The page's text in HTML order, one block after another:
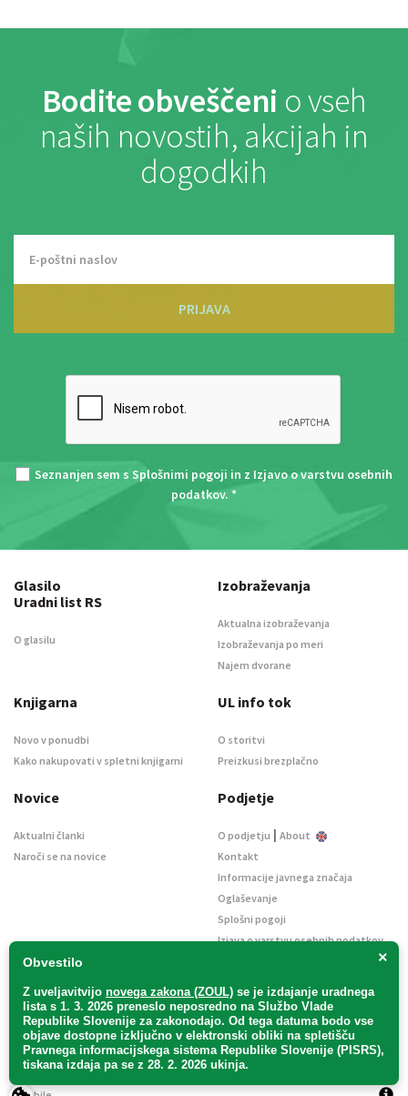
Bodite obveščeni o vseh
naših novostih, akcijah in
dogodkih
PRIJAVA
Seznanjen sem s Splošnimi pogoji in z Izjavo o varstvu osebnih
podatkov. *
×
Obvestilo
Z uveljavitvijo novega zakona (ZOUL) se je izdajanje uradnega
lista s 1. 3. 2026 preneslo neposredno na Službo Vlade
Republike Slovenije za zakonodajo. Od tega datuma bodo vse
objave dostopne izključno v elektronski obliki na spletišču
Pravnega informacijskega sistema Republike Slovenije (PISRS),
tiskana izdaja pa se z 28. 2. 2026 ukinja.
Glasilo
Uradni list RS
O glasilu
Izobraževanja
Aktualna izobraževanja
Izobraževanja po meri
Najem dvorane
Knjigarna
Novo v ponudbi
Kako nakupovati v spletni knjigarni
UL info tok
O storitvi
Preizkusi brezplačno
Novice
Aktualni članki
Naroči se na novice
Podjetje
O podjetju | About
Kontakt
Informacije javnega značaja
Oglaševanje
Splošni pogoji
Izjava o varstvu osebnih podatkov
Uradni list d. o. o. – v likvidaciji / Vse pravice pridržane.